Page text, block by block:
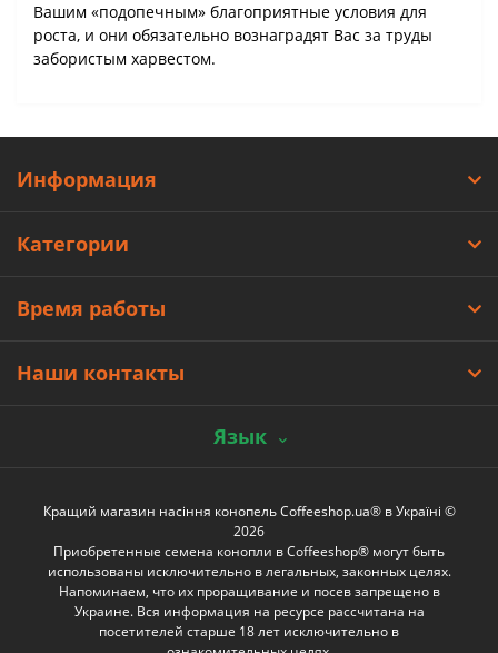
Вашим «подопечным» благоприятные условия для
роста, и они обязательно вознаградят Вас за труды
забористым харвестом.
Информация
Категории
Время работы
Наши контакты
Язык
Кращий магазин насіння конопель Coffeeshop.ua® в Україні ©
2026
Приобретенные семена конопли в Coffeeshop® могут быть
использованы исключительно в легальных, законных целях.
Напоминаем, что их проращивание и посев запрещено в
Украине. Вся информация на ресурсе рассчитана на
посетителей старше 18 лет исключительно в